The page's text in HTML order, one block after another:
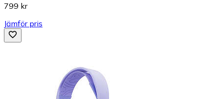
799 kr
Jämför pris